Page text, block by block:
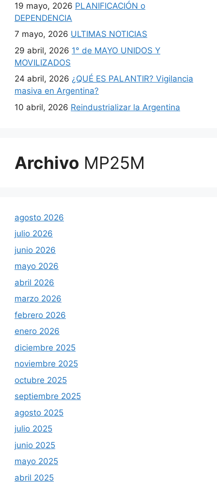
19 mayo, 2026 PLANIFICACIÓN o
DEPENDENCIA
7 mayo, 2026 ULTIMAS NOTICIAS
29 abril, 2026 1° de MAYO UNIDOS Y
MOVILIZADOS
24 abril, 2026 ¿QUÉ ES PALANTIR? Vigilancia
masiva en Argentina?
10 abril, 2026 Reindustrializar la Argentina
Archivo MP25M
agosto 2026
julio 2026
junio 2026
mayo 2026
abril 2026
marzo 2026
febrero 2026
enero 2026
diciembre 2025
noviembre 2025
octubre 2025
septiembre 2025
agosto 2025
julio 2025
junio 2025
mayo 2025
abril 2025